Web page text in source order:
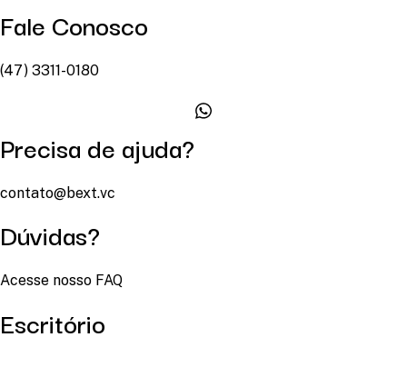
Fale Conosco
(47) 3311-0180
Precisa de ajuda?
contato@bext.vc
Dúvidas?
Acesse nosso FAQ
Escritório